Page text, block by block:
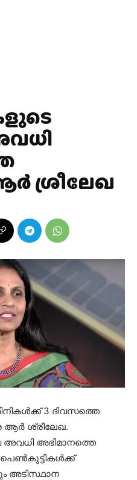
ശ്രീലേഖ
3 ദിവസത്തെ
ആർ ശ്രീലേഖ.
അഭിമാനത്തെ
അടിസ്ഥാന